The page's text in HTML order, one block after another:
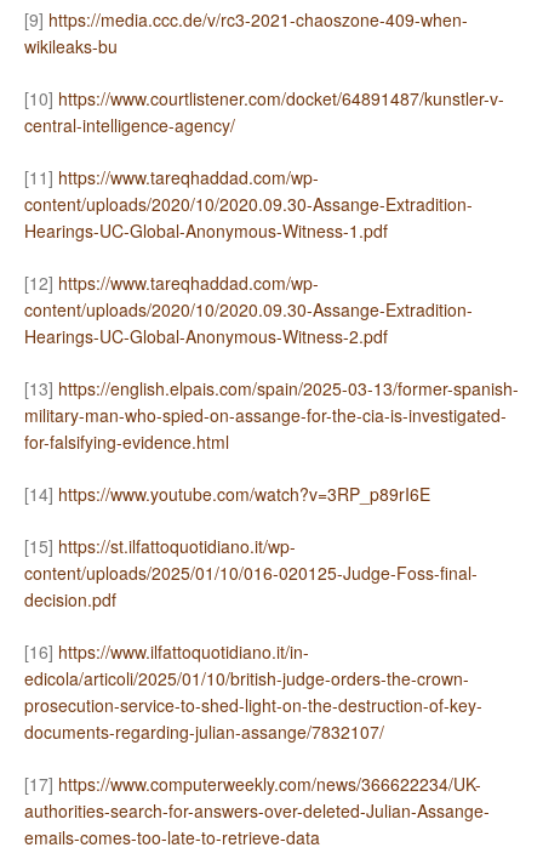
[9] https://media.ccc.de/v/rc3-2021-chaoszone-409-when-
wikileaks-bu
[10] https://www.courtlistener.com/docket/64891487/kunstler-v-
central-intelligence-agency/
[11] https://www.tareqhaddad.com/wp-
content/uploads/2020/10/2020.09.30-Assange-Extradition-
Hearings-UC-Global-Anonymous-Witness-1.pdf
[12] https://www.tareqhaddad.com/wp-
content/uploads/2020/10/2020.09.30-Assange-Extradition-
Hearings-UC-Global-Anonymous-Witness-2.pdf
[13] https://english.elpais.com/spain/2025-03-13/former-spanish-
military-man-who-spied-on-assange-for-the-cia-is-investigated-
for-falsifying-evidence.html
[14] https://www.youtube.com/watch?v=3RP_p89rI6E
[15] https://st.ilfattoquotidiano.it/wp-
content/uploads/2025/01/10/016-020125-Judge-Foss-final-
decision.pdf
[16] https://www.ilfattoquotidiano.it/in-
edicola/articoli/2025/01/10/british-judge-orders-the-crown-
prosecution-service-to-shed-light-on-the-destruction-of-key-
documents-regarding-julian-assange/7832107/
[17] https://www.computerweekly.com/news/366622234/UK-
authorities-search-for-answers-over-deleted-Julian-Assange-
emails-comes-too-late-to-retrieve-data